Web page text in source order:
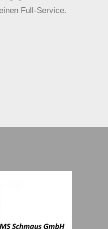
Full-Service.